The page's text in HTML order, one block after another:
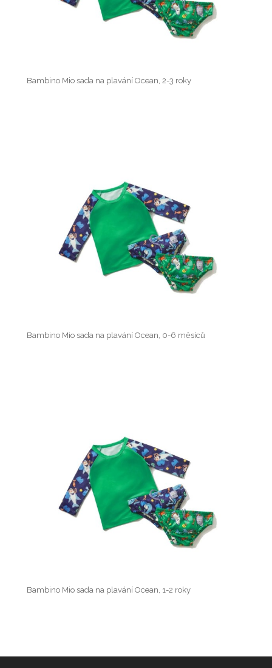
Bambino Mio sada na plavání Ocean, 2-3 roky
Bambino Mio sada na plavání Ocean, 0-6 měsíců
Bambino Mio sada na plavání Ocean, 1-2 roky